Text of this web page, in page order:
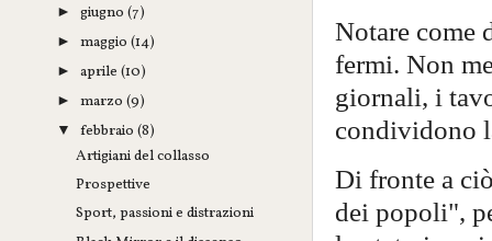
Notare come
fermi. Non
giornali, i
condividono
Di fronte a
dei popoli",
►giugno(7)
►maggio(14)
►aprile(10)
►marzo(9)
▼febbraio(8)
Artigiani del collasso
Prospettive
Sport, passioni e distrazioni